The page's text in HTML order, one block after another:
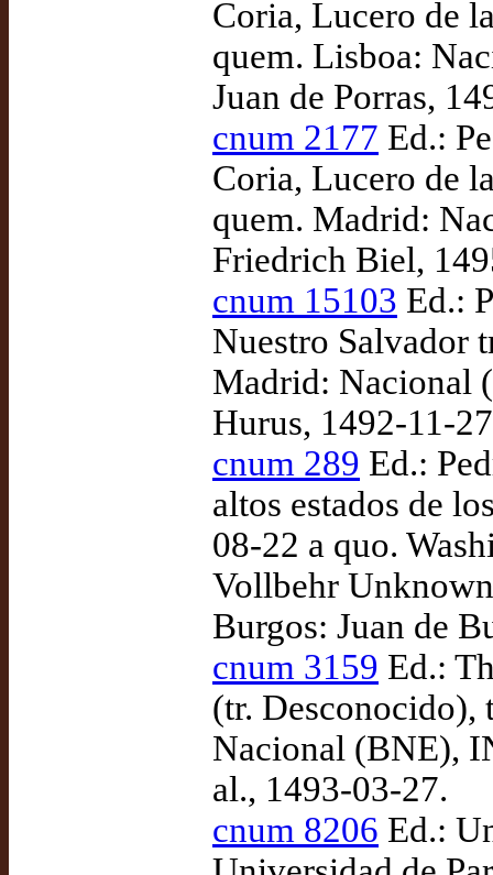
Coria, Lucero de
quem. Lisboa:
Juan de Porras,
cnum 2177 Ed.:
Coria, Lucero de
quem. Madrid:
Friedrich Biel,
cnum 15103 Ed.:
Nuestro Salvador
Madrid: Nacional
Hurus, 1492-11-
cnum 289 Ed.:
altos estados de
08-22 a quo.
Vollbehr
Burgos: Juan de
cnum 3159 Ed.:
(tr. Desconocido),
Nacional (BNE),
al., 1493-03-27.
cnum 8206 Ed.: